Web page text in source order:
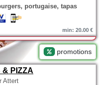
portugaise, tapas
min: 20.00 €
promotions
& PIZZA
Attert